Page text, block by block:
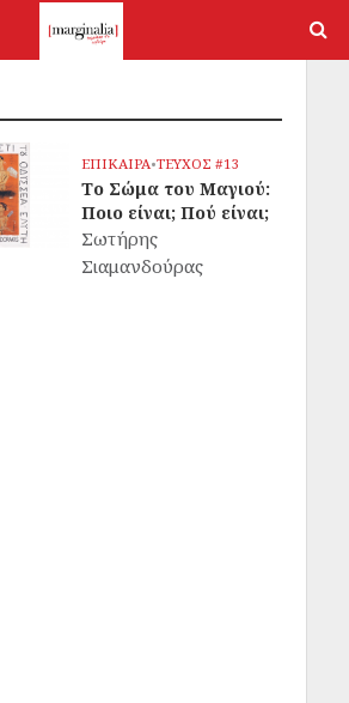
ΕΠΙΚΑΙΡΑ•ΤΕΥΧΟΣ #13
Το Σώμα του Μαγιού:
Ποιο είναι; Πού είναι;
Σωτήρης
Σιαμανδούρας